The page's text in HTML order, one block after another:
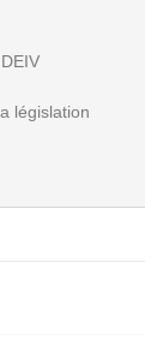
législation